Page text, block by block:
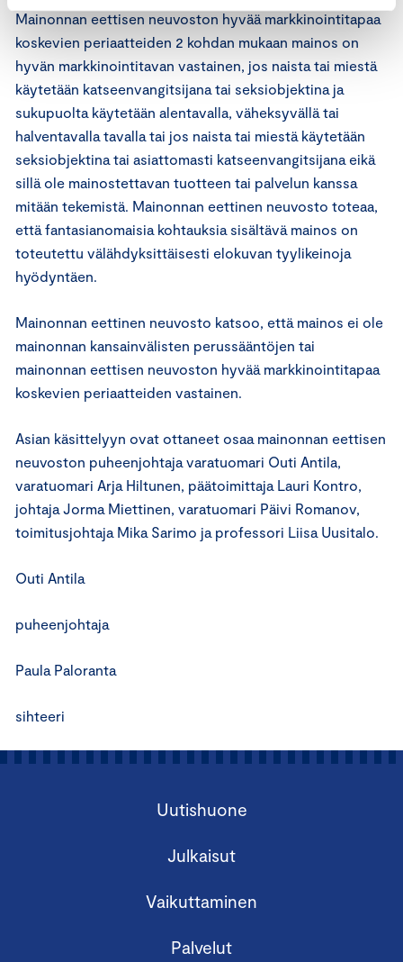
Mainonnan eettisen neuvoston hyvää markkinointitapaa
koskevien periaatteiden 2 kohdan mukaan mainos on
hyvän markkinointitavan vastainen, jos naista tai miestä
käytetään katseenvangitsijana tai seksiobjektina ja
sukupuolta käytetään alentavalla, väheksyvällä tai
halventavalla tavalla tai jos naista tai miestä käytetään
seksiobjektina tai asiattomasti katseenvangitsijana eikä
sillä ole mainostettavan tuotteen tai palvelun kanssa
mitään tekemistä. Mainonnan eettinen neuvosto toteaa,
että fantasianomaisia kohtauksia sisältävä mainos on
toteutettu välähdyksittäisesti elokuvan tyylikeinoja
hyödyntäen.
Mainonnan eettinen neuvosto katsoo, että mainos ei ole
mainonnan kansainvälisten perussääntöjen tai
mainonnan eettisen neuvoston hyvää markkinointitapaa
koskevien periaatteiden vastainen.
Asian käsittelyyn ovat ottaneet osaa mainonnan eettisen
neuvoston puheenjohtaja varatuomari Outi Antila,
varatuomari Arja Hiltunen, päätoimittaja Lauri Kontro,
johtaja Jorma Miettinen, varatuomari Päivi Romanov,
toimitusjohtaja Mika Sarimo ja professori Liisa Uusitalo.
Outi Antila
puheenjohtaja
Paula Paloranta
sihteeri
Uutishuone
Julkaisut
Vaikuttaminen
Palvelut